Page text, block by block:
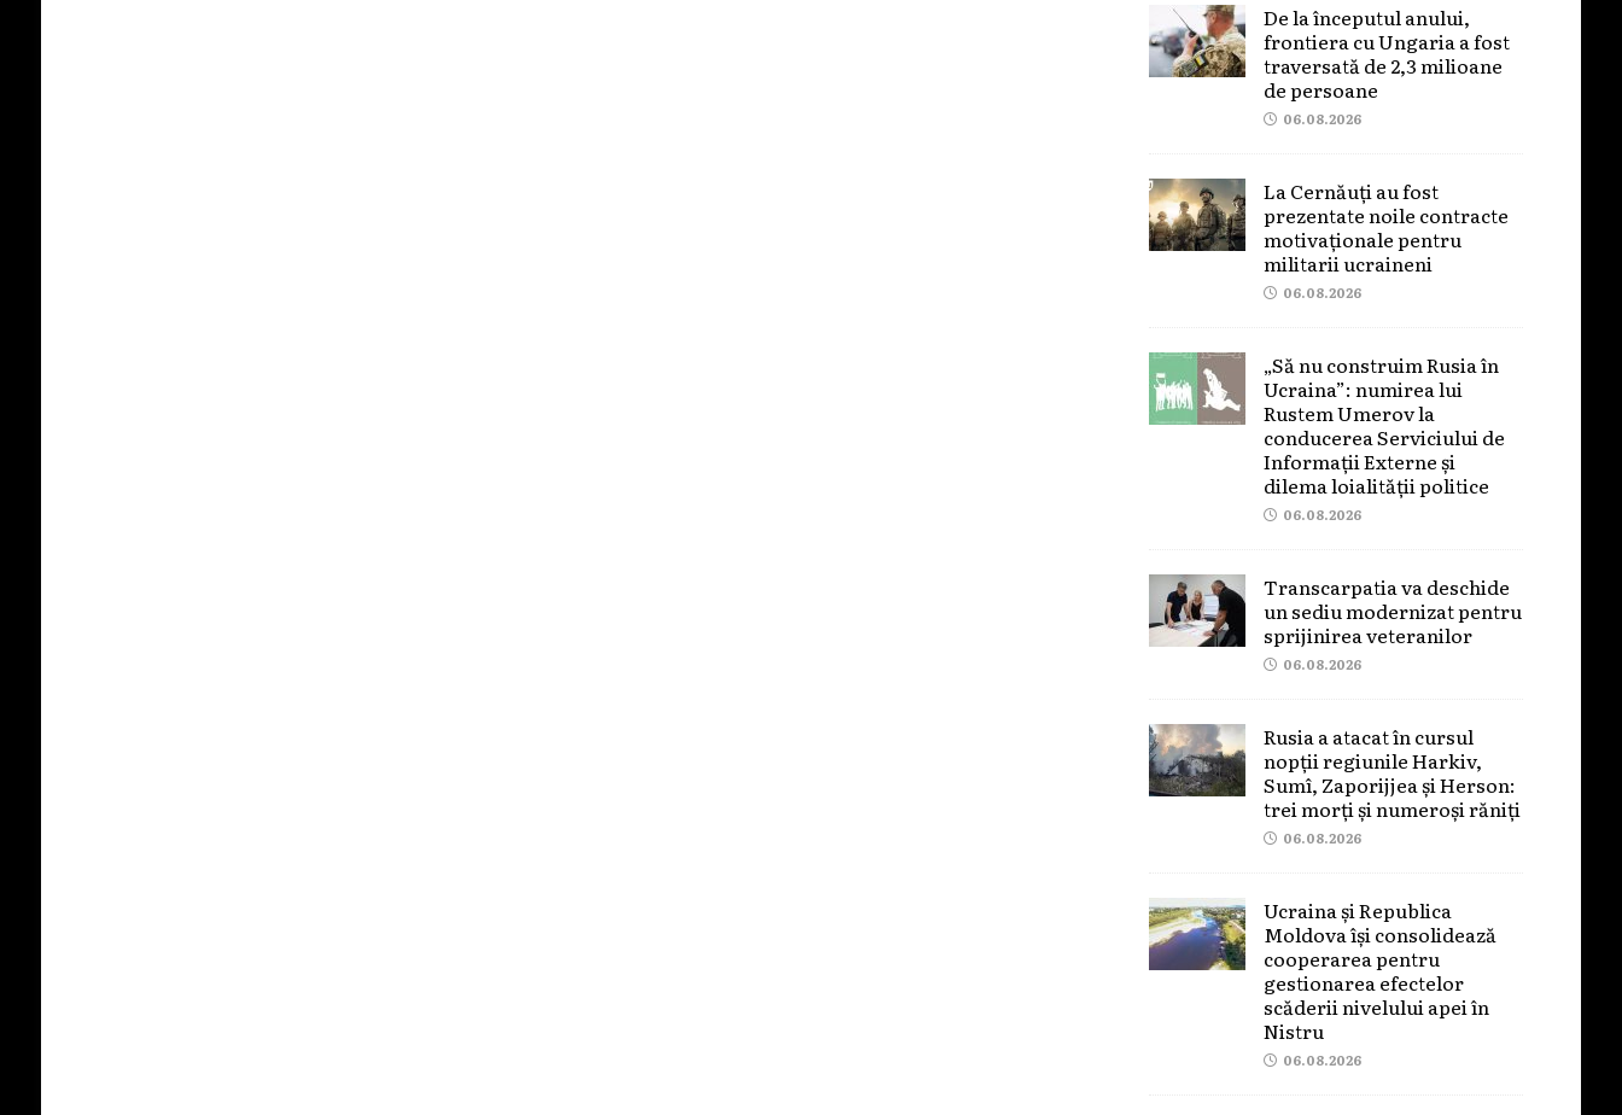
De la începutul anului,
frontiera cu Ungaria a fost
traversată de 2,3 milioane
de persoane
06.08.2026
La Cernăuți au fost
prezentate noile contracte
motivaționale pentru
militarii ucraineni
06.08.2026
„Să nu construim Rusia în
Ucraina”: numirea lui
Rustem Umerov la
conducerea Serviciului de
Informații Externe și
dilema loialității politice
06.08.2026
Transcarpatia va deschide
un sediu modernizat pentru
sprijinirea veteranilor
06.08.2026
Rusia a atacat în cursul
nopții regiunile Harkiv,
Sumî, Zaporijjea și Herson:
trei morți și numeroși răniți
06.08.2026
Ucraina și Republica
Moldova își consolidează
cooperarea pentru
gestionarea efectelor
scăderii nivelului apei în
Nistru
06.08.2026